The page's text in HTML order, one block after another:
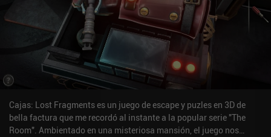
Cajas: Lost Fragments es un juego de escape y puzles en 3D de
bella factura que me recordó al instante a la popular serie "The
Room". Ambientado en una misteriosa mansión, el juego nos